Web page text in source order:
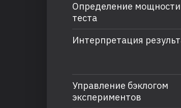
Определение мощности
теста
Интерпретация
Управление бэклогом
экспериментов